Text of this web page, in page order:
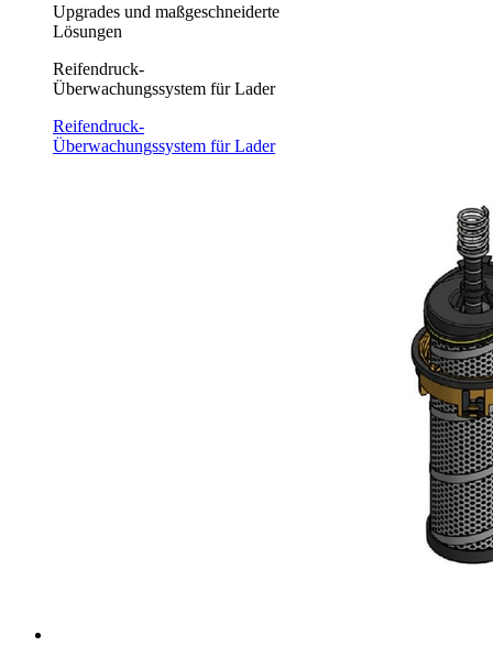
Upgrades und maßgeschneiderte
Lösungen
Reifendruck-
Überwachungssystem für Lader
Reifendruck-
Überwachungssystem für Lader